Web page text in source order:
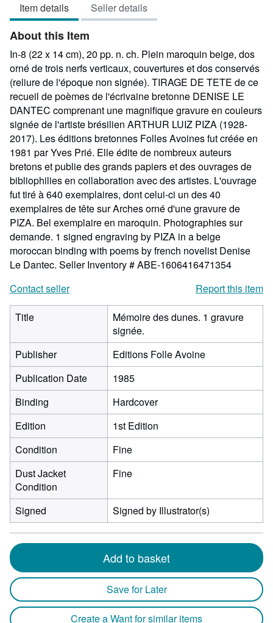
Item details Seller details
About this Item
In-8 (22 x 14 cm), 20 pp. n. ch. Plein maroquin beige, dos
orné de trois nerfs verticaux, couvertures et dos conservés
(reliure de l'époque non signée). TIRAGE DE TETE de ce
recueil de poèmes de l'écrivaine bretonne DENISE LE
DANTEC comprenant une magnifique gravure en couleurs
signée de l'artiste brésilien ARTHUR LUIZ PIZA (1928-
2017). Les éditions bretonnes Folles Avoines fut créée en
1981 par Yves Prié. Elle édite de nombreux auteurs
bretons et publie des grands papiers et des ouvrages de
bibliophilies en collaboration avec des artistes. L'ouvrage
fut tiré à 640 exemplaires, dont celui-ci un des 40
exemplaires de tête sur Arches orné d'une gravure de
PIZA. Bel exemplaire en maroquin. Photographies sur
demande. 1 signed engraving by PIZA in a beige
moroccan binding with poems by french novelist Denise
Le Dantec. Seller Inventory # ABE-1606416471354
Contact seller
Report this item
Title
Mémoire des dunes. 1 gravure
signée.
Publisher
Editions Folle Avoine
Publication Date
1985
Binding
Hardcover
Edition
1st Edition
Condition
Fine
Dust Jacket
Condition
Fine
Signed Signed by Illustrator(s)
Add to basket
Save for Later
Create a Want for similar items